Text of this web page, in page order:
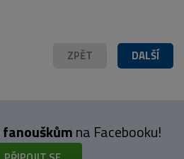
DALŠÍ
ZPĚT
fanouškůmna Facebooku!